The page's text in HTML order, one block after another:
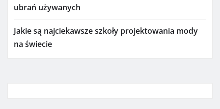
ubrań używanych
Jakie są najciekawsze szkoły projektowania mody
na świecie